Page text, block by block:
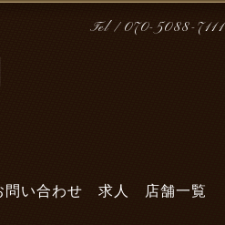
Tel / 070-5088-7111
問い合わせ 求人 店舗一覧